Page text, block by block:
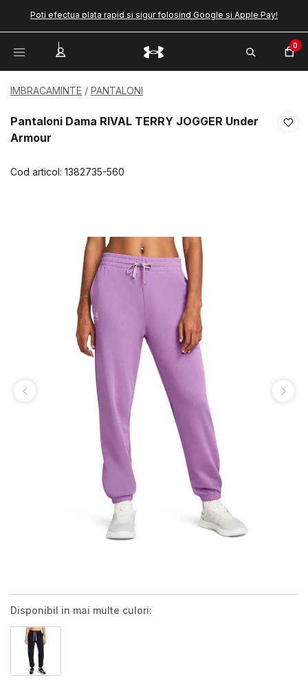
Poti efectua plata rapid si sigur folosind Google si Apple Pay!
0
IMBRACAMINTE PANTALONI
Pantaloni Dama RIVAL TERRY JOGGER Under
Armour
Cod articol: 1382735-560
Disponibil in mai multe culori: